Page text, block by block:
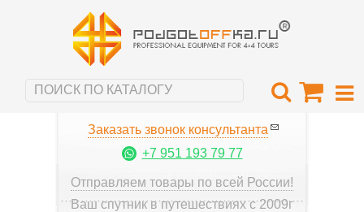
Заказать звонок консультанта
+7 951 193 79 77
Отправляем товары по всей России!
Ваш спутник в путешествиях с 2009г